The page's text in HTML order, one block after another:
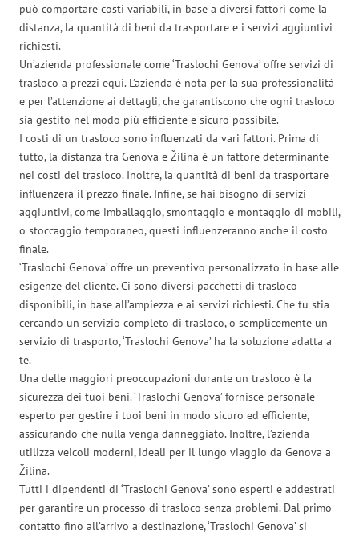
può comportare costi variabili, in base a diversi fattori come la
distanza, la quantità di beni da trasportare e i servizi aggiuntivi
richiesti.
Un’azienda professionale come ‘Traslochi Genova’ offre servizi di
trasloco a prezzi equi. L’azienda è nota per la sua professionalità
e per l’attenzione ai dettagli, che garantiscono che ogni trasloco
sia gestito nel modo più efficiente e sicuro possibile.
I costi di un trasloco sono influenzati da vari fattori. Prima di
tutto, la distanza tra Genova e Žilina è un fattore determinante
nei costi del trasloco. Inoltre, la quantità di beni da trasportare
influenzerà il prezzo finale. Infine, se hai bisogno di servizi
aggiuntivi, come imballaggio, smontaggio e montaggio di mobili,
o stoccaggio temporaneo, questi influenzeranno anche il costo
finale.
‘Traslochi Genova’ offre un preventivo personalizzato in base alle
esigenze del cliente. Ci sono diversi pacchetti di trasloco
disponibili, in base all’ampiezza e ai servizi richiesti. Che tu stia
cercando un servizio completo di trasloco, o semplicemente un
servizio di trasporto, ‘Traslochi Genova’ ha la soluzione adatta a
te.
Una delle maggiori preoccupazioni durante un trasloco è la
sicurezza dei tuoi beni. ‘Traslochi Genova’ fornisce personale
esperto per gestire i tuoi beni in modo sicuro ed efficiente,
assicurando che nulla venga danneggiato. Inoltre, l’azienda
utilizza veicoli moderni, ideali per il lungo viaggio da Genova a
Žilina.
Tutti i dipendenti di ‘Traslochi Genova’ sono esperti e addestrati
per garantire un processo di trasloco senza problemi. Dal primo
contatto fino all’arrivo a destinazione, ‘Traslochi Genova’ si